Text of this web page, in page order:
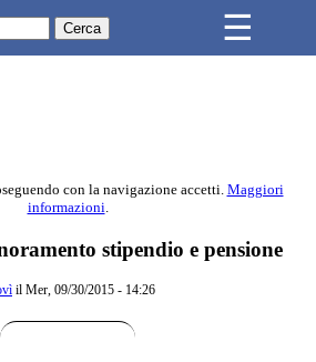
Mongiovì ☰
della pagina
con la navigazione accetti. Maggiori
informazioni.
stipendio e pensione
il Mer, 09/30/2015 - 14:26